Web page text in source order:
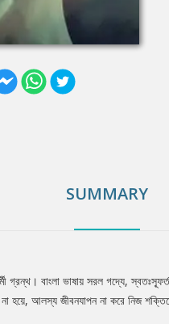
SUMMARY
গ্রন্থ। বাংলা ভাষায় সরল গদ্যে,
হয়ে, আলস্য জীবনযাপন না করে নিজ